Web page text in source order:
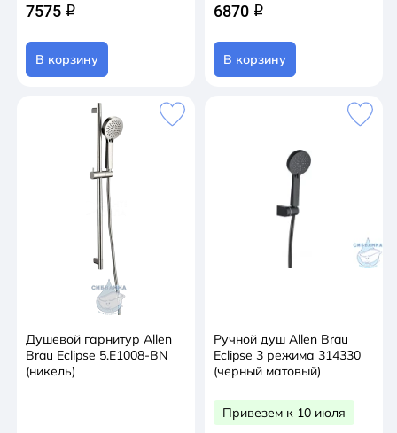
7575 q
В корзину
6870 q
В корзину
Душевой гарнитур Allen
Brau Eclipse 5.E1008-BN
(никель)
Ручной душ Allen Brau
Eclipse 3 режима 314330
(черный матовый)
Привезем к 10 июля